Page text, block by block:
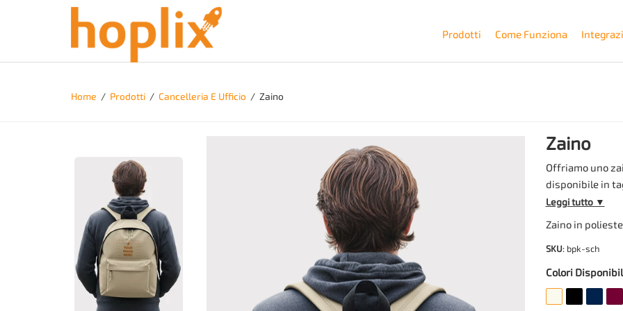
Prodotti Come Funziona
Home / Prodotti / Cancelleria E Ufficio / Zaino
Zaino
Offriamo uno
disponibile in
pezzo viene
massima di
Ideale per
è spedito in
personalizzata
Leggi tutto ▼
Zaino in
SKU: bpk-sch
Colori